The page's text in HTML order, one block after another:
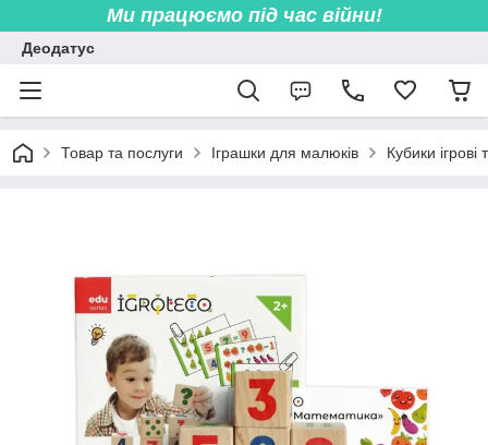
Ми працюємо під час війни!
Деодатус
Товар та послуги Іграшки для малюків Кубики ігрові